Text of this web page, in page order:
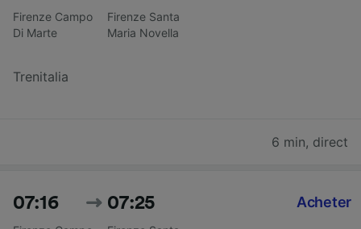
Firenze Campo
Di Marte
Firenze Santa
Maria Novella
Trenitalia
6 min, direct
07:16 07:25 Acheter